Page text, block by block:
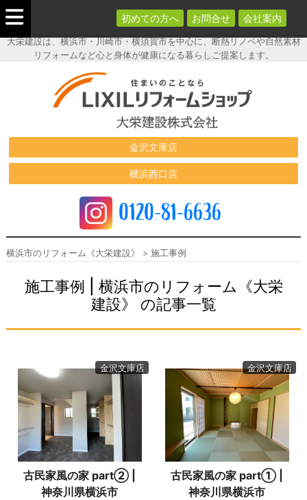
大栄建設は、横浜市・川崎市・横須賀市を中心に、断熱リノベや自然素材
リフォームなど心と身体が健康になる暮らしご提案します。
横浜市のリフ
ォーム《大栄
建設》
金沢文庫店
横浜西口店
0120-81-6636
初めての方へ お問合せ 会社案内
横浜市のリフォーム《大栄建設》 > 施工事例
施工事例 | 横浜市のリフォーム《大栄
建設》 の記事一覧
金沢文庫店
古民家風の家 part② |
神奈川県横浜市
金沢文庫店
古民家風の家 part① |
神奈川県横浜市